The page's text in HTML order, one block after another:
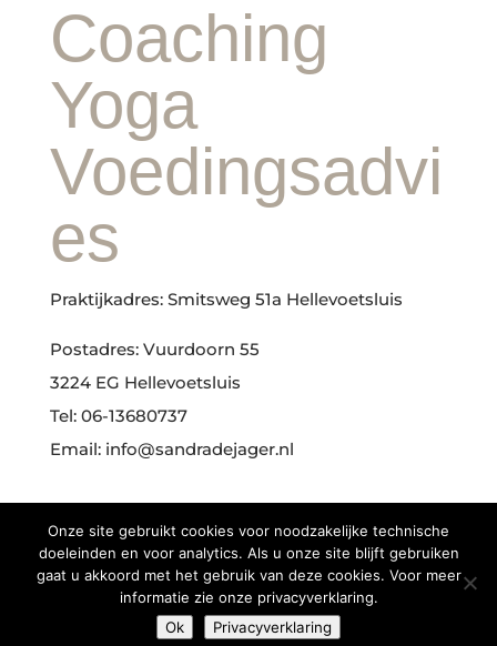
Coaching
Yoga
Voedingsadvi
es
Praktijkadres: Smitsweg 51a Hellevoetsluis
Postadres: Vuurdoorn 55
3224 EG Hellevoetsluis
Tel: 06-13680737
Email: info@sandradejager.nl
Design by Made by Marcia
Onze site gebruikt cookies voor noodzakelijke technische
doeleinden en voor analytics. Als u onze site blijft gebruiken
gaat u akkoord met het gebruik van deze cookies. Voor meer
informatie zie onze privacyverklaring.
Ok
Privacyverklaring